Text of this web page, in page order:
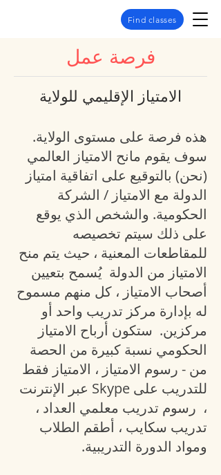
Find classes
فرصة عمل
الامتياز الإقليمي للولاية
هذه فرصة على مستوى الولاية.
سوف يقوم مانح الامتياز العالمي
(نحن) بالتوقيع على اتفاقية امتياز
الدولة مع الامتياز / الشركة
الحكومية. والشخص الذي يوقع
على ذلك سيتم تخصيصه
للمقاطعات المعنية ، حيث يتم منح
الامتياز من الدولة يُسمح بتعيين
أصحاب الامتياز ، كل منهم مسموح
له بإدارة مركز تدريب واحد أو
مركزين. ستكون أرباح الامتياز
الحكومي نسبة كبيرة من الحصة
من - رسوم الامتياز ، الامتياز فقط
للتدريب على Skype عبر الإنترنت
، رسوم تدريب معلمي العداد ،
تدريب سكايب ، أطقم الطلاب
ومواد الدورة التدريبية.